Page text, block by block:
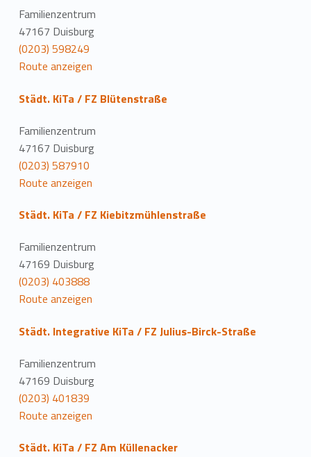
Familienzentrum
47167 Duisburg
(0203) 598249
Route anzeigen
Städt. KiTa / FZ Blütenstraße
Familienzentrum
47167 Duisburg
(0203) 587910
Route anzeigen
Städt. KiTa / FZ Kiebitzmühlenstraße
Familienzentrum
47169 Duisburg
(0203) 403888
Route anzeigen
Städt. Integrative KiTa / FZ Julius-Birck-Straße
Familienzentrum
47169 Duisburg
(0203) 401839
Route anzeigen
Städt. KiTa / FZ Am Küllenacker